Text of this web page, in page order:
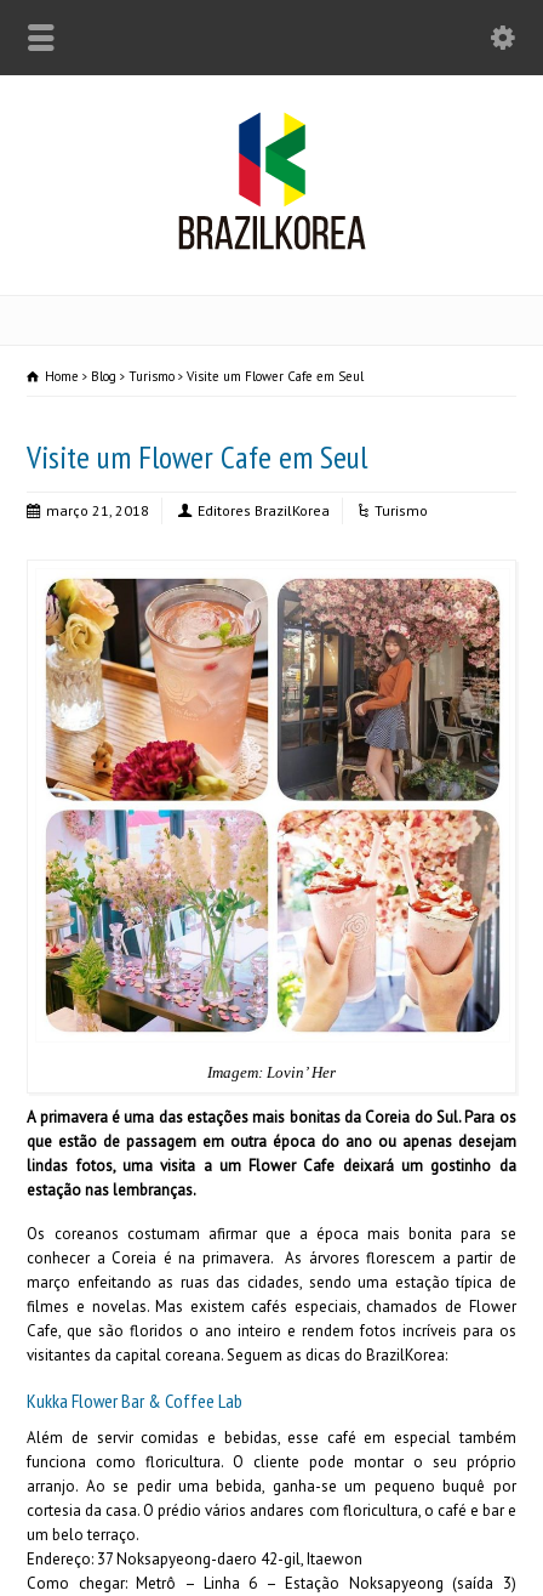
Home Blog Turismo Visite um Flower Cafe em Seul
Visite um Flower Cafe em Seul
março 21, 2018 Editores BrazilKorea Turismo
Imagem: Lovin’ Her
A primavera é uma das estações mais bonitas da Coreia do Sul. Para os
que estão de passagem em outra época do ano ou apenas desejam
lindas fotos, uma visita a um Flower Cafe deixará um gostinho da
estação nas lembranças.
Os coreanos costumam afirmar que a época mais bonita para se
conhecer a Coreia é na primavera. As árvores florescem a partir de
março enfeitando as ruas das cidades, sendo uma estação típica de
filmes e novelas. Mas existem cafés especiais, chamados de Flower
Cafe, que são floridos o ano inteiro e rendem fotos incríveis para os
visitantes da capital coreana. Seguem as dicas do BrazilKorea:
Kukka Flower Bar & Coffee Lab
Além de servir comidas e bebidas, esse café em especial também
funciona como floricultura. O cliente pode montar o seu próprio
arranjo. Ao se pedir uma bebida, ganha-se um pequeno buquê por
cortesia da casa. O prédio vários andares com floricultura, o café e bar e
um belo terraço.
Endereço: 37 Noksapyeong-daero 42-gil, Itaewon
Como chegar: Metrô – Linha 6 – Estação Noksapyeong (saída 3)